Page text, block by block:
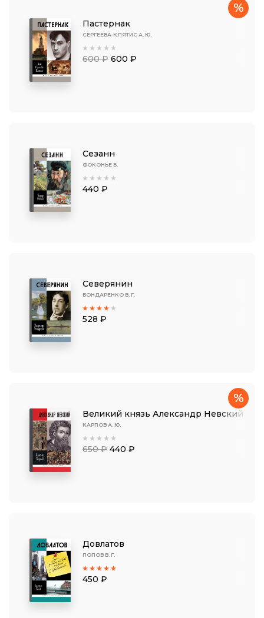
Пастернак
СЕРГЕЕВА-КЛЯТИС А. Ю.
600 ₽ 600 ₽
%
Сезанн
ФОКОНЬЕ Б.
440 ₽
Северянин
БОНДАРЕНКО В. Г.
528 ₽
Великий князь Александр Невский
КАРПОВ А. Ю.
650 ₽ 440 ₽
%
Довлатов
ПОПОВ В. Г.
450 ₽